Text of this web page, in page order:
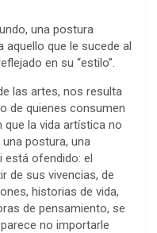
una postura
que le sucede al
en su “estilo”.
las artes, nos resulta
de quienes consumen
la vida artística no
postura, una
está ofendido: el
de sus vivencias, de
historias de vida,
de pensamiento, se
no importarle